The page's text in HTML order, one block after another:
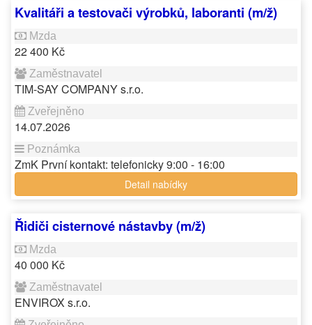
Kvalitáři a testovači výrobků, laboranti (m/ž)
22 400 Kč
TIM-SAY COMPANY s.r.o.
14.07.2026
ZmK První kontakt: telefonicky 9:00 - 16:00
Detail nabídky
Řidiči cisternové nástavby (m/ž)
40 000 Kč
ENVIROX s.r.o.